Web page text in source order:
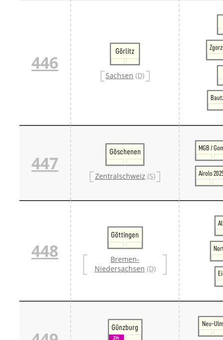
446
Görlitz
Sachsen (D)
447
Göschenen
Zentralschweiz (S)
MGB /
Airolo
448
Göttingen
Bremen-
Niedersachsen (D)
Günzburg
2h
Neu-